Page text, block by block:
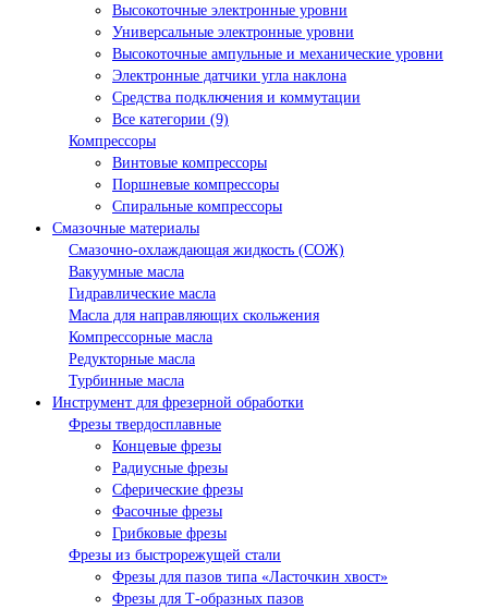
Высокоточные электронные уровни
Универсальные электронные уровни
Высокоточные ампульные и механические уровни
Электронные датчики угла наклона
Средства подключения и коммутации
Все категории (9)
Компрессоры
Винтовые компрессоры
Поршневые компрессоры
Спиральные компрессоры
Смазочные материалы
Смазочно-охлаждающая жидкость (СОЖ)
Вакуумные масла
Гидравлические масла
Масла для направляющих скольжения
Компрессорные масла
Редукторные масла
Турбинные масла
Инструмент для фрезерной обработки
Фрезы твердосплавные
Концевые фрезы
Радиусные фрезы
Сферические фрезы
Фасочные фрезы
Грибковые фрезы
Фрезы из быстрорежущей стали
Фрезы для пазов типа «Ласточкин хвост»
Фрезы для Т-образных пазов